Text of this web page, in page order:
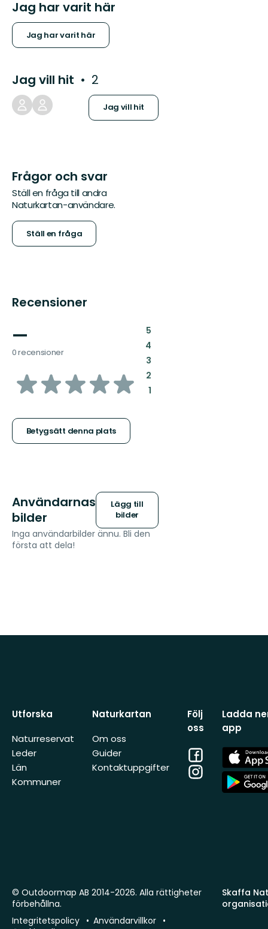
Jag har varit här
Jag har varit här
Jag vill hit 2
Jag vill hit
Frågor och svar
Ställ en fråga till andra
Naturkartan-användare.
Ställ en fråga
Recensioner
—
0 recensioner
av
stjärnor
Betygsätt denna plats
5:
4:
3:
2:
1:
Användarnas
bilder
Lägg till
bilder
Inga användarbilder ännu. Bli den
första att dela!
Utforska
Naturreservat
Leder
Län
Kommuner
Naturkartan
Om oss
Guider
Kontaktuppgifter
Följ
oss
Facebook
Instagram
Ladda
app
App
Store
App
Store
Skaffa
© Outdoormap AB 2014-2026. Alla rättigheter
förbehållna.
Integritetspolicy
Användarvillkor